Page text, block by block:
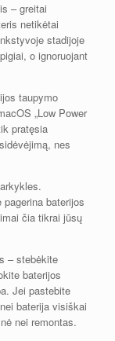
– greitai
netikėtai
stadijoje
o ignoruojant
taupymo
„Low Power
pratęsia
nes
baterijos
čia tikrai jūsų
– stebėkite
baterijos
Jei pastebite
baterija visiškai
nei remontas.